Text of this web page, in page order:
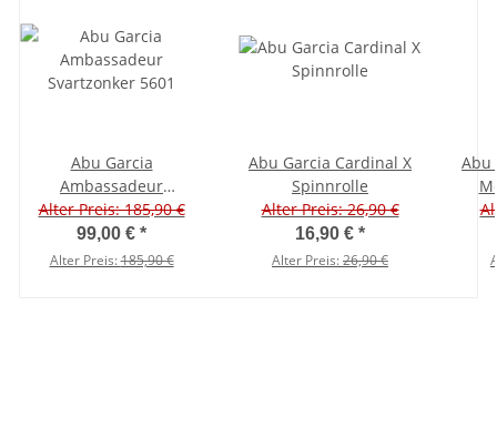
Abu Garcia
Ambassadeur
Svartzonker 5601
Alter Preis: 185,90 €
99,00 € *
Alter Preis:185,90 €
Abu Garcia Cardinal X
Spinnrolle
Alter Preis: 26,90 €
16,90 € *
Alter Preis:26,90 €
Abu